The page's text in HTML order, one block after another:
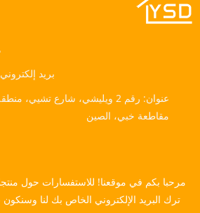
بريد
عنوان:
رقم 2 ويليشي، شارع تشيي،
مقاطعة خبي، الصين
مرحبا بكم في موقعنا! للاستفسارات حول
ترك البريد الإلكتروني الخاص بك لنا وسنكون على